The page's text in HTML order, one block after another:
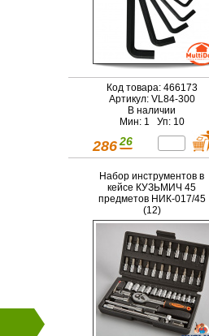
Код товара: 466173
Артикул: VL84-300
В наличии
Мин: 1 Уп: 10
286 26
Набор инструментов в
кейсе КУЗЬМИЧ 45
предметов НИК-017/45
(12)